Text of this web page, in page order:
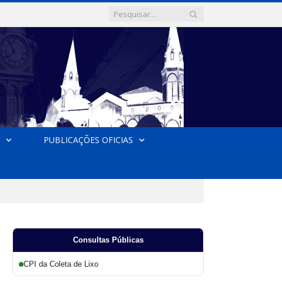
PUBLICAÇÕES OFICIAS
Consultas Públicas
CPI da Coleta de Lixo